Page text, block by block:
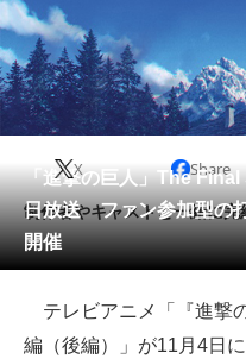
グルメ
住まい
動物
会員記事
メディア
注目記事を集めた総合ページ
「進撃の巨人」The
日放送 ファン参加型の
開催
X Share
制作者やキャストと一緒に完
テレビアニメ「『進撃
編（後編）」が11月4日